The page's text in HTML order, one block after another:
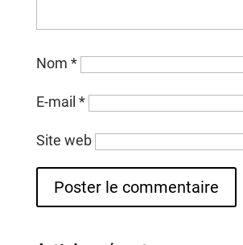
Nom *
E-mail *
Site web